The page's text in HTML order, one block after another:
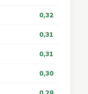
0,32
0,31
0,31
0,30